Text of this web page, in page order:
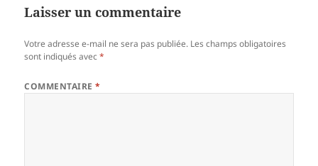
Laisser un commentaire
Votre adresse e-mail ne sera pas publiée. Les champs obligatoires
sont indiqués avec*
COMMENTAIRE*